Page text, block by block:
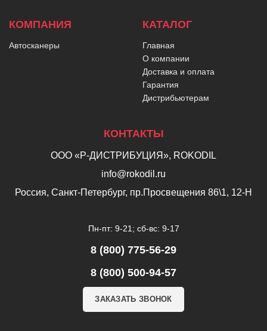
КОМПАНИЯ
Автосканеры
КАТАЛОГ
Главная
О компании
Доставка и оплата
Гарантия
Дистрибьютерам
КОНТАКТЫ
ООО «Р-ДИСТРИБУЦИЯ», ROKODIL
info@rokodil.ru
Россия, Санкт-Петербург, пр.Просвещения 86\1, 12-Н
Пн-пт: 9-21; сб-вс: 9-17
8 (800) 775-56-29
8 (800) 500-94-57
ЗАКАЗАТЬ ЗВОНОК